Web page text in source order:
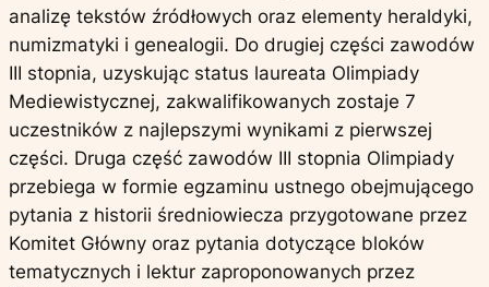
analizę tekstów źródłowych oraz elementy heraldyki,
numizmatyki i genealogii. Do drugiej części zawodów
III stopnia, uzyskując status laureata Olimpiady
Mediewistycznej, zakwalifikowanych zostaje 7
uczestników z najlepszymi wynikami z pierwszej
części. Druga część zawodów III stopnia Olimpiady
przebiega w formie egzaminu ustnego obejmującego
pytania z historii średniowiecza przygotowane przez
Komitet Główny oraz pytania dotyczące bloków
tematycznych i lektur zaproponowanych przez